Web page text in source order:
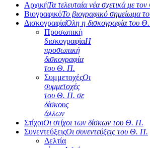
ΑρχικήΤα τελευταία νέα σχετικά με
ΒιογραφικόΤο βιογραφικό σημείωμα
ΔισκογραφίαΌλη η δισκογραφία του
Προσωπική
δισκογραφίαΗ
προσωπική
δισκογραφία
του Θ. Π.
ΣυμμετοχέςΟι
συμμετοχές
του Θ. Π. σε
δίσκους
άλλων
ΣτίχοιΟι στίχοι των δίσκων του Θ. Π.
ΣυνεντεύξειςΟι συνεντεύξεις του Θ. Π.
Δελτία